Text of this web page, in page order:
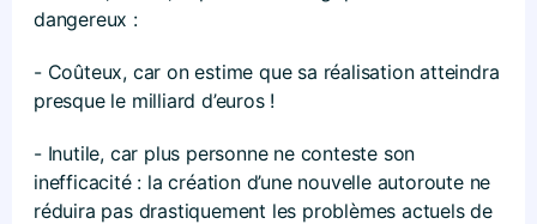
dangereux :
- Coûteux, car on estime que sa réalisation atteindra
presque le milliard d’euros !
- Inutile, car plus personne ne conteste son
inefficacité : la création d’une nouvelle autoroute ne
réduira pas drastiquement les problèmes actuels de